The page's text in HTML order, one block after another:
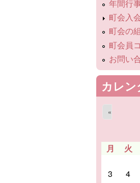
年間行
町会入
町会の
町会員
お問い
カレン
«
月 火
3
4